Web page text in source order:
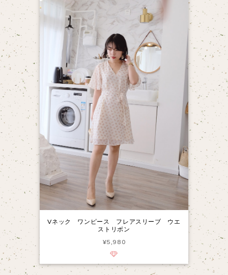
Vネック ワンピース フレアスリーブ ウエ
ストリボン
¥5,980